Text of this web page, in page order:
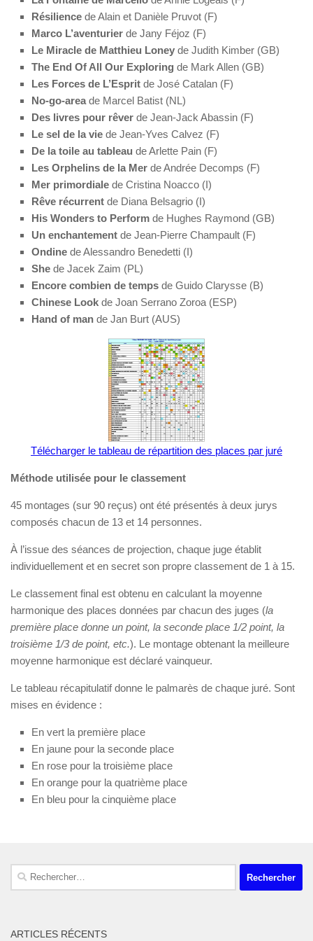
Résilience de Alain et Danièle Pruvot (F)
Marco L’aventurier de Jany Féjoz (F)
Le Miracle de Matthieu Loney de Judith Kimber (GB)
The End Of All Our Exploring de Mark Allen (GB)
Les Forces de L’Esprit de José Catalan (F)
No-go-area de Marcel Batist (NL)
Des livres pour rêver de Jean-Jack Abassin (F)
Le sel de la vie de Jean-Yves Calvez (F)
De la toile au tableau de Arlette Pain (F)
Les Orphelins de la Mer de Andrée Decomps (F)
Mer primordiale de Cristina Noacco (I)
Rêve récurrent de Diana Belsagrio (I)
His Wonders to Perform de Hughes Raymond (GB)
Un enchantement de Jean-Pierre Champault (F)
Ondine de Alessandro Benedetti (I)
She de Jacek Zaim (PL)
Encore combien de temps de Guido Clarysse (B)
Chinese Look de Joan Serrano Zoroa (ESP)
Hand of man de Jan Burt (AUS)
Télécharger le tableau de répartition des places par juré
Méthode utilisée pour le classement
45 montages (sur 90 reçus) ont été présentés à deux jurys
composés chacun de 13 et 14 personnes.
À l’issue des séances de projection, chaque juge établit
individuellement et en secret son propre classement de 1 à 15.
Le classement final est obtenu en calculant la moyenne
harmonique des places données par chacun des juges (la
première place donne un point, la seconde place 1/2 point, la
troisième 1/3 de point, etc.). Le montage obtenant la meilleure
moyenne harmonique est déclaré vainqueur.
Le tableau récapitulatif donne le palmarès de chaque juré. Sont
mises en évidence :
En vert la première place
En jaune pour la seconde place
En rose pour la troisième place
En orange pour la quatrième place
En bleu pour la cinquième place
Rechercher :
ARTICLES RÉCENTS